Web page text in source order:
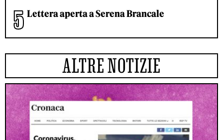
Lettera aperta a Serena Brancale
ALTRE NOTIZIE